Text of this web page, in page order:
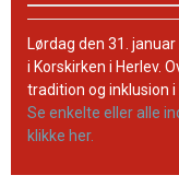
BaptistKirkens
YouTube-
kanal
Lørdag den 31.
i Korskirken i Herlev.
tradition og inklusion i
Se enkelte eller alle
klikke her.